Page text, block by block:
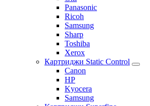
Panasonic
Ricoh
Samsung
Sharp
Toshiba
Xerox
Картриджи Static Control
Canon
HP
Kyocera
Samsung